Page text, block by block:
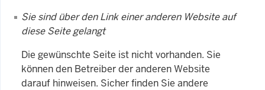
Sie sind über den Link einer anderen Website auf
diese Seite gelangt
Die gewünschte Seite ist nicht vorhanden. Sie
können den Betreiber der anderen Website
darauf hinweisen. Sicher finden Sie andere